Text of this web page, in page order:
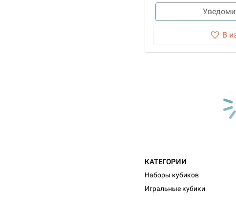
В
КАТЕГОРИИ
Наборы кубиков
Игральные кубики
Настольная игра Hobby World Монстры